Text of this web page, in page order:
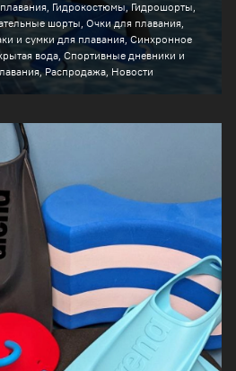
Гидрокостюмы, Гидрошорты,
шорты, Очки для плавания,
и сумки для плавания, Синхронное
вода, Спортивные дневники и
Распродажа, Новости